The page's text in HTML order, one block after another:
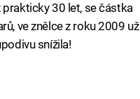
prakticky 30 let, se částka
ve znělce z roku 2009 už
snížila!